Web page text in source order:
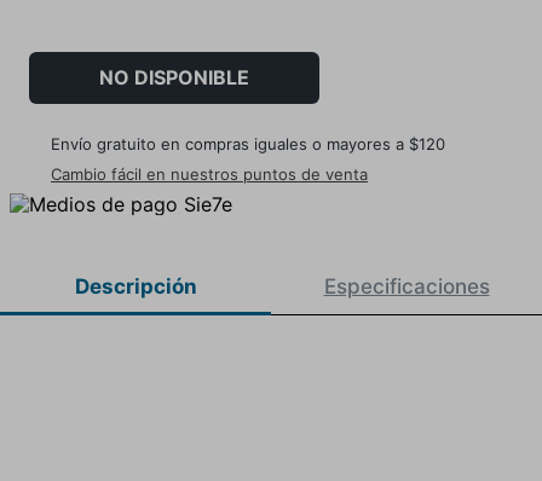
NO DISPONIBLE
Envío gratuito en compras iguales o mayores a $120
Cambio fácil en nuestros puntos de venta
Descripción Especificaciones